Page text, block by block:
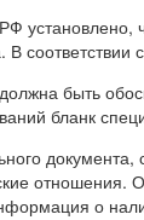
установлено,
В
быть
бланк
отношения.
о